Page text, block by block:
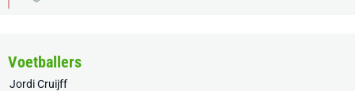
Voetballers
Jordi Cruijff